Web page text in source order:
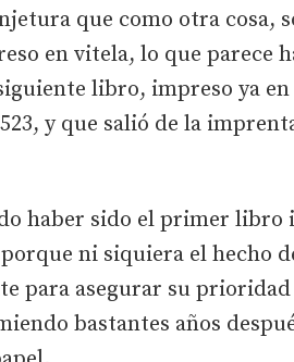
que como otra cosa,
en vitela, lo que parece
libro, impreso ya
y que salió de la
haber sido el primer libro
ni siquiera el hecho
para asegurar su
bastantes años